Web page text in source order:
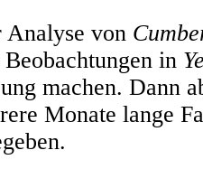
Analyse von
in
machen. Dann
Monate lange